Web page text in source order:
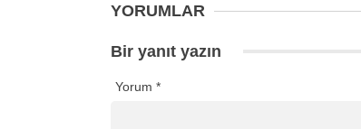
YORUMLAR
Bir yanıt yazın
Yorum *